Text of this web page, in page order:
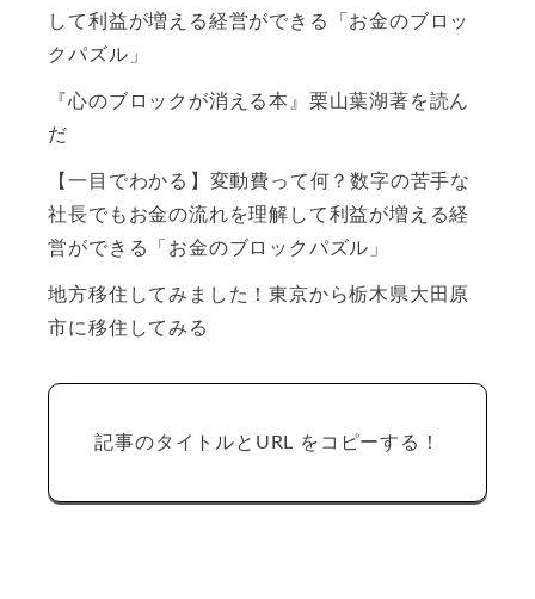
して利益が増える経営ができる「お金のブロッ
クパズル」
『心のブロックが消える本』栗山葉湖著を読ん
だ
【一目でわかる】変動費って何？数字の苦手な
社長でもお金の流れを理解して利益が増える経
営ができる「お金のブロックパズル」
地方移住してみました！東京から栃木県大田原
市に移住してみる
記事のタイトルとURL をコピーする！